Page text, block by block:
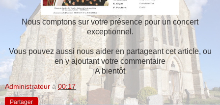
Nous comptons sur votre présence pour un concert
exceptionnel.
Vous pouvez aussi nous aider en partageant cet article, ou
en y ajoutant votre commentaire
A bientôt
Administrateur à00:17
Partager